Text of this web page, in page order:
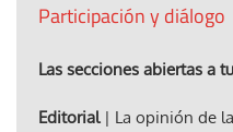
Participación y diálogo
Las secciones abiertas a
Editorial| La opinión de